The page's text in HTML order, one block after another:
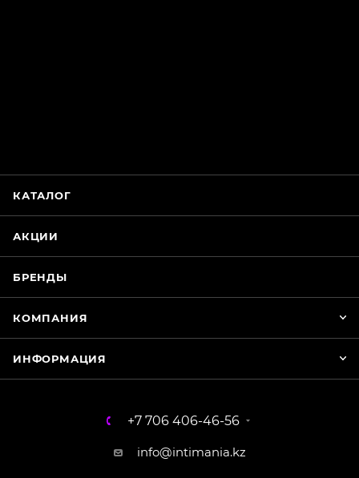
КАТАЛОГ
АКЦИИ
БРЕНДЫ
КОМПАНИЯ
ИНФОРМАЦИЯ
+7 706 406-46-56
info@intimania.kz
WhatsApp